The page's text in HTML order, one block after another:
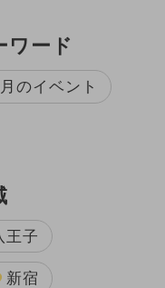
ワード
のイベント
王子
新宿